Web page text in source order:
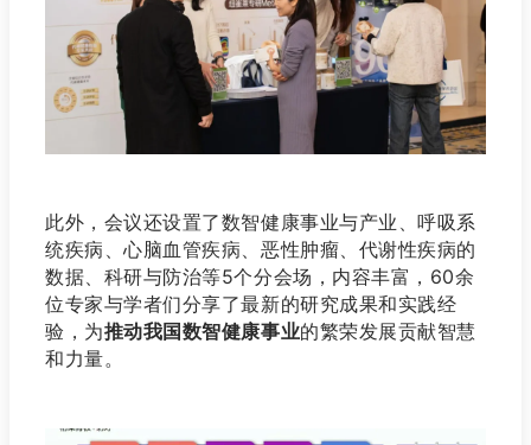
此外，会议还设置了数智健康事业与产业、呼吸系
统疾病、心脑血管疾病、恶性肿瘤、代谢性疾病的
数据、科研与防治等5个分会场，内容丰富，60余
位专家与学者们分享了最新的研究成果和实践经
验，为推动我国数智健康事业的繁荣发展贡献智慧
和力量。